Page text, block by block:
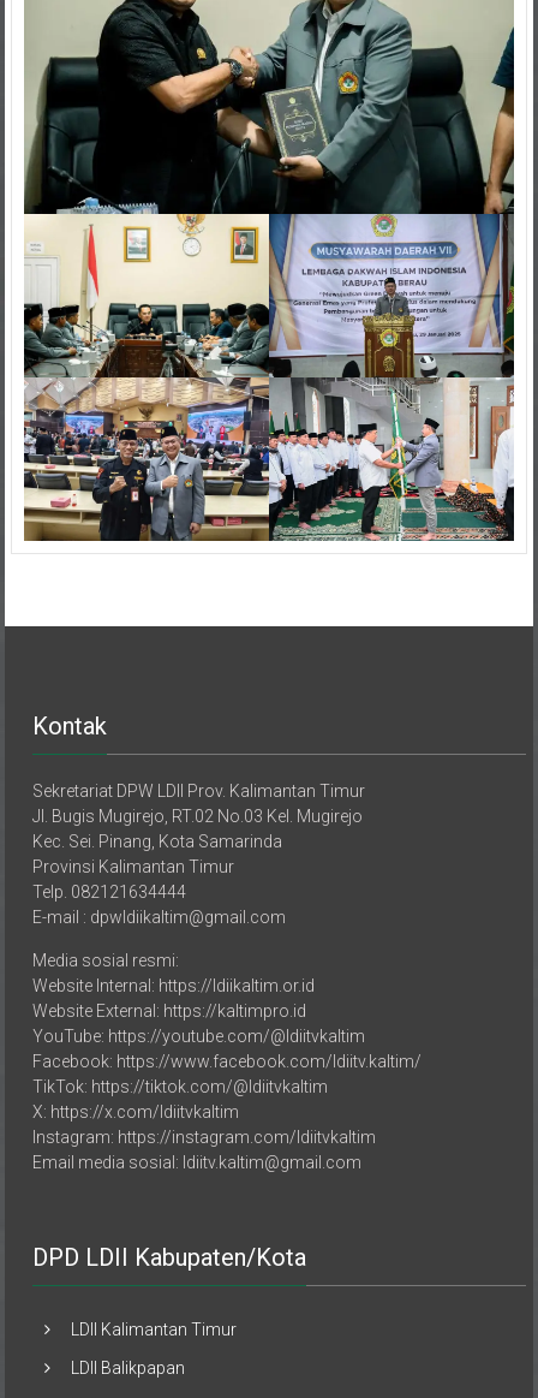
Jl. Bugis Mugirejo, RT.02 No.03 Kel. Mugirejo
Kec. Sei. Pinang, Kota Samarinda
Provinsi Kalimantan Timur
Telp. 082121634444
E-mail : dpwldiikaltim@gmail.com
Website Internal: https://ldiikaltim.or.id
Website External: https://kaltimpro.id
YouTube: https://youtube.com/@ldiitvkaltim
Facebook: https://www.facebook.com/ldiitv.kaltim/
TikTok: https://tiktok.com/@ldiitvkaltim
X: https://x.com/ldiitvkaltim
Instagram: https://instagram.com/ldiitvkaltim
Email media sosial: ldiitv.kaltim@gmail.com
LDII Samarinda